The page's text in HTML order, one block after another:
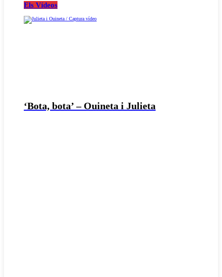
Els Vídeos
‘Bota, bota’ – Ouineta i Julieta